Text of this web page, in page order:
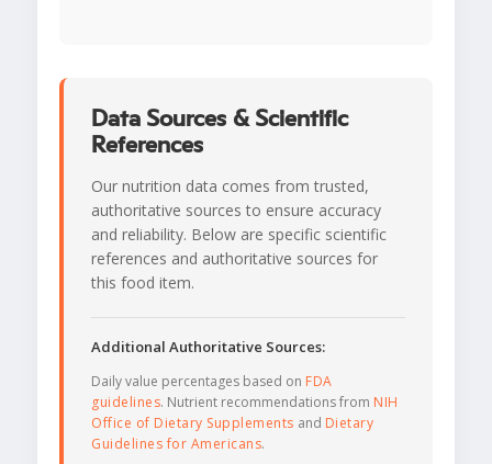
Data Sources & Scientific
References
Our nutrition data comes from trusted,
authoritative sources to ensure accuracy
and reliability. Below are specific scientific
references and authoritative sources for
this food item.
Additional Authoritative Sources:
Daily value percentages based on FDA
guidelines. Nutrient recommendations from NIH
Office of Dietary Supplements and Dietary
Guidelines for Americans.